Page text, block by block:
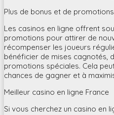
Plus de bonus et de promotions
Les casinos en ligne offrent
promotions pour attirer de
récompenser les joueurs
bénéficier de mises cagnotés,
promotions spéciales. Cela
chances de gagner et à
Meilleur casino en ligne France
Si vous cherchez un casino en